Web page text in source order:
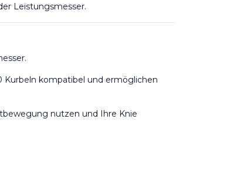
Leistungsmesser.
kompatibel und ermöglichen
nutzen und Ihre Knie